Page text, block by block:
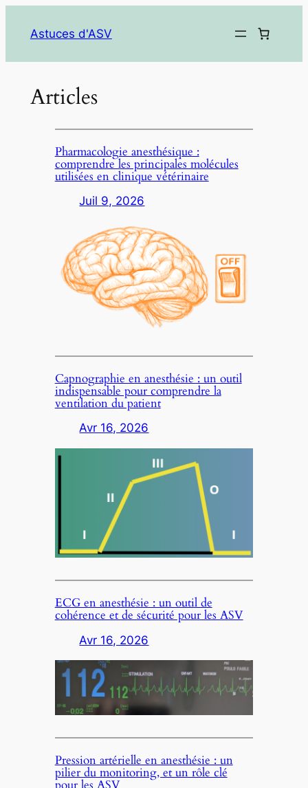
Astuces d'ASV
Articles
Pharmacologie anesthésique :
comprendre les principales molécules
utilisées en clinique vétérinaire
Juil 9, 2026
Capnographie en anesthésie : un outil
indispensable pour comprendre la
ventilation du patient
Avr 16, 2026
ECG en anesthésie : un outil de
cohérence et de sécurité pour les ASV
Avr 16, 2026
Pression artérielle en anesthésie : un
pilier du monitoring, et un rôle clé